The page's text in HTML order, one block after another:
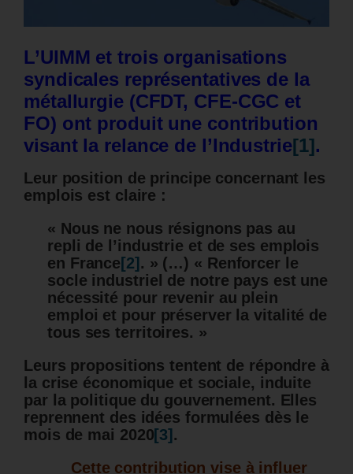
L’UIMM et trois organisations
syndicales représentatives de la
métallurgie (CFDT, CFE-CGC et
FO) ont produit une contribution
visant la relance de l’Industrie[1].
Leur position de principe concernant les
emplois est claire :
« Nous ne nous résignons pas au
repli de l’industrie et de ses emplois
en France [2] . » (…) « Renforcer le
socle industriel de notre pays est une
nécessité pour revenir au plein
emploi et pour préserver la vitalité de
tous ses territoires. »
Leurs propositions tentent de répondre à
la crise économique et sociale, induite
par la politique du gouvernement. Elles
reprennent des idées formulées dès le
mois de mai 2020[3] .
Cette contribution vise à influer